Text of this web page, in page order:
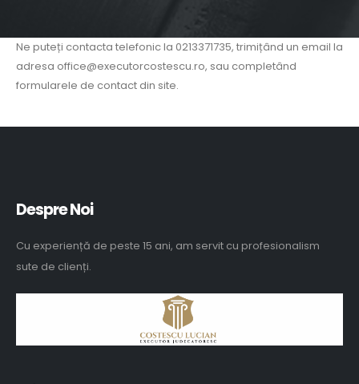
Ne puteți contacta telefonic la 0213371735, trimițând un email la
adresa office@executorcostescu.ro, sau completând
formularele de contact din site.
Despre Noi
Cu experiență de peste 15 ani, am servit cu profesionalism
sute de clienți.